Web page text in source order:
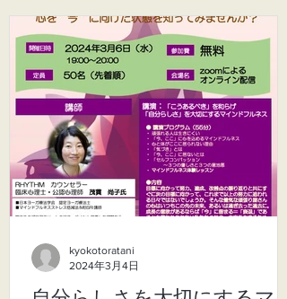
kyokotoratani
2024年3月4日